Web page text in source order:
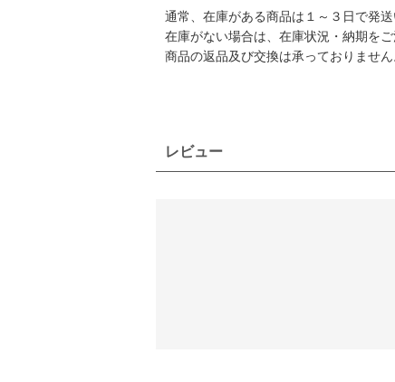
通常、在庫がある商品は１～３日で発送
在庫がない場合は、在庫状況・納期を
商品の返品及び交換は承っておりませ
レビュー